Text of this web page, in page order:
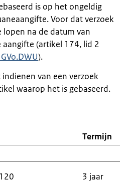
is op het ongeldig
Voor dat verzoek
na de datum van
aangifte (artikel 174, lid 2
).
van een verzoek
waarop het is gebaseerd.
Termijn
3 jaar